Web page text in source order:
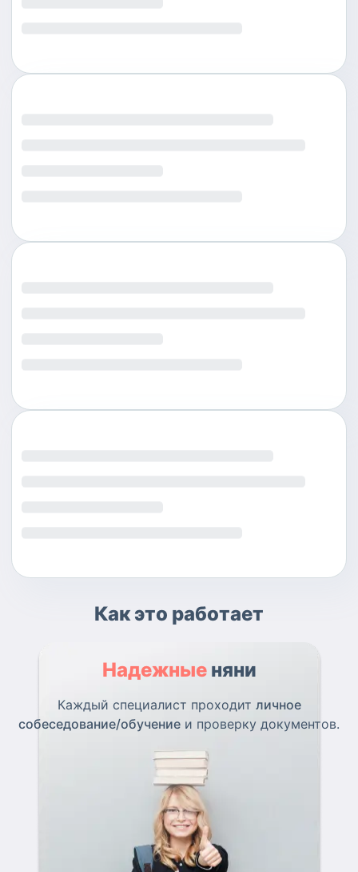
Как это работает
Надежные няни
Каждый специалист проходит личное
собеседование/обучение и проверку документов.